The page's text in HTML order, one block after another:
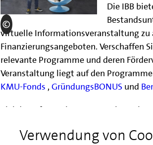
Verwendung von
Die IBB
virtuelle Informationsveranstaltung zu
Finanzierungsangeboten. Verschaffen
relevante Programme und deren
Veranstaltung liegt auf den
KMU-Fonds , GründungsBONUS und
Ziel der Informationsveranstaltung ist
Erfahrungen bei der Nutzung der